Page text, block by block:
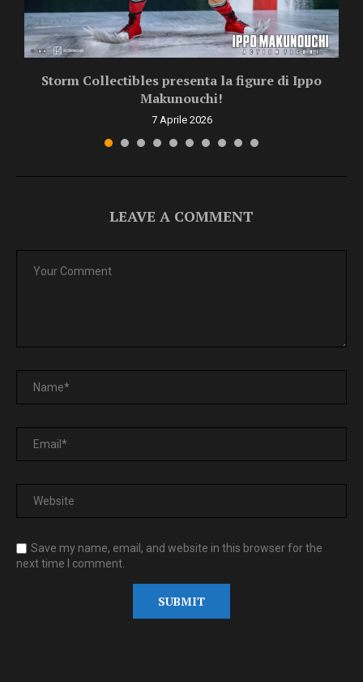
Storm Collectibles presenta la figure di Ippo
Makunouchi!
7 Aprile 2026
LEAVE A COMMENT
Save my name, email, and website in this browser for the
next time I comment.